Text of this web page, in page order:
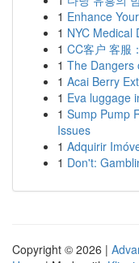
1 Enhance
1 NYC Medical
1 CC客户 客服
1 The Dangers
1 Acai Berry
1 Eva luggage
1 Sump Pump
Issues
1 Adquirir
1 Don't:
Copyright © 2026 |